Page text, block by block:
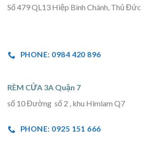
Số 479 QL13 Hiệp Bình Chánh, Thủ Đức
PHONE: 0984 420 896
RÈM CỬA 3A Quận 7
số 10 Đường số 2 , khu Himlam Q7
PHONE: 0925 151 666